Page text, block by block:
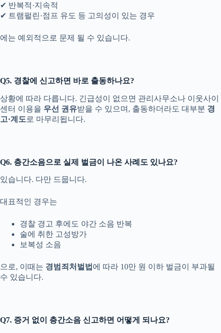
✔ 반복적·지속적
✔ 트램펄린·점프 유도 등 고의성이 있는 경우
에는 예외적으로 문제 될 수 있습니다.
Q5. 경찰에 신고하면 바로 출동하나요?
상황에 따라 다릅니다. 긴급성이 없으면 관리사무소나 이웃사이
센터 이용을 우선 권유받을 수 있으며, 출동하더라도 대부분 경
고·계도 로 마무리됩니다.
Q6. 층간소음으로 실제 벌금이 나온 사례도 있나요?
있습니다. 다만 드뭅니다.
대표적인 경우는
경찰 경고 후에도 야간 소음 반복
술에 취한 고성방가
보복성 소음
으로, 이때는 경범죄처벌법 에 따라 10만 원 이하 벌금이 부과될
수 있습니다.
Q7. 증거 없이 층간소음 신고하면 어떻게 되나요?